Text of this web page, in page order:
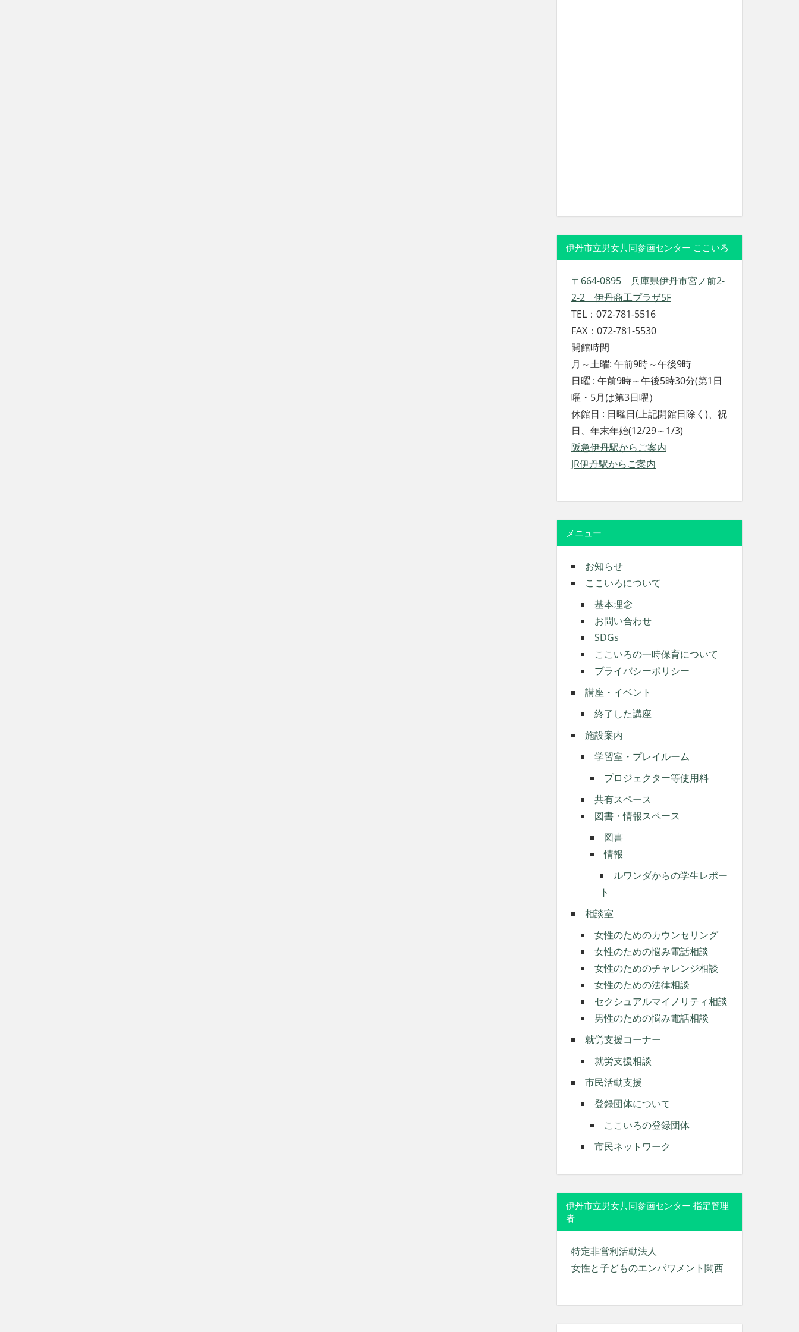
伊丹市立男女共同参画センター ここいろ
〒664-0895 兵庫県伊丹市宮ノ前2-
2-2 伊丹商工プラザ5F
TEL：072-781-5516
FAX：072-781-5530
開館時間
月～土曜: 午前9時～午後9時
日曜 : 午前9時～午後5時30分(第1日
曜・5月は第3日曜）
休館日 : 日曜日(上記開館日除く)、祝
日、年末年始(12/29～1/3)
阪急伊丹駅からご案内
JR伊丹駅からご案内
メニュー
お知らせ
ここいろについて
基本理念
お問い合わせ
SDGs
ここいろの一時保育について
プライバシーポリシー
講座・イベント
終了した講座
施設案内
学習室・プレイルーム
プロジェクター等使用料
共有スペース
図書・情報スペース
図書
情報
ルワンダからの学生レポー
ト
相談室
女性のためのカウンセリング
女性のための悩み電話相談
女性のためのチャレンジ相談
女性のための法律相談
セクシュアルマイノリティ相談
男性のための悩み電話相談
就労支援コーナー
就労支援相談
市民活動支援
登録団体について
ここいろの登録団体
市民ネットワーク
伊丹市立男女共同参画センター 指定管理
者
特定非営利活動法人
女性と子どものエンパワメント関西